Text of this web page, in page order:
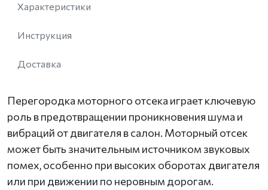
Характеристики
Инструкция
Доставка
Перегородка моторного отсека играет ключевую
роль в предотвращении проникновения шума и
вибраций от двигателя в салон. Моторный отсек
может быть значительным источником звуковых
помех, особенно при высоких оборотах двигателя
или при движении по неровным дорогам.